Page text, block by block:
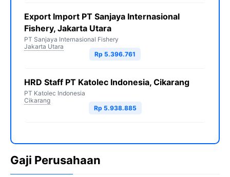
Export Import PT Sanjaya Internasional
Fishery, Jakarta Utara
PT Sanjaya Internasional Fishery
Jakarta Utara
Rp 5.396.761
HRD Staff PT Katolec Indonesia, Cikarang
PT Katolec Indonesia
Cikarang
Rp 5.938.885
Gaji Perusahaan